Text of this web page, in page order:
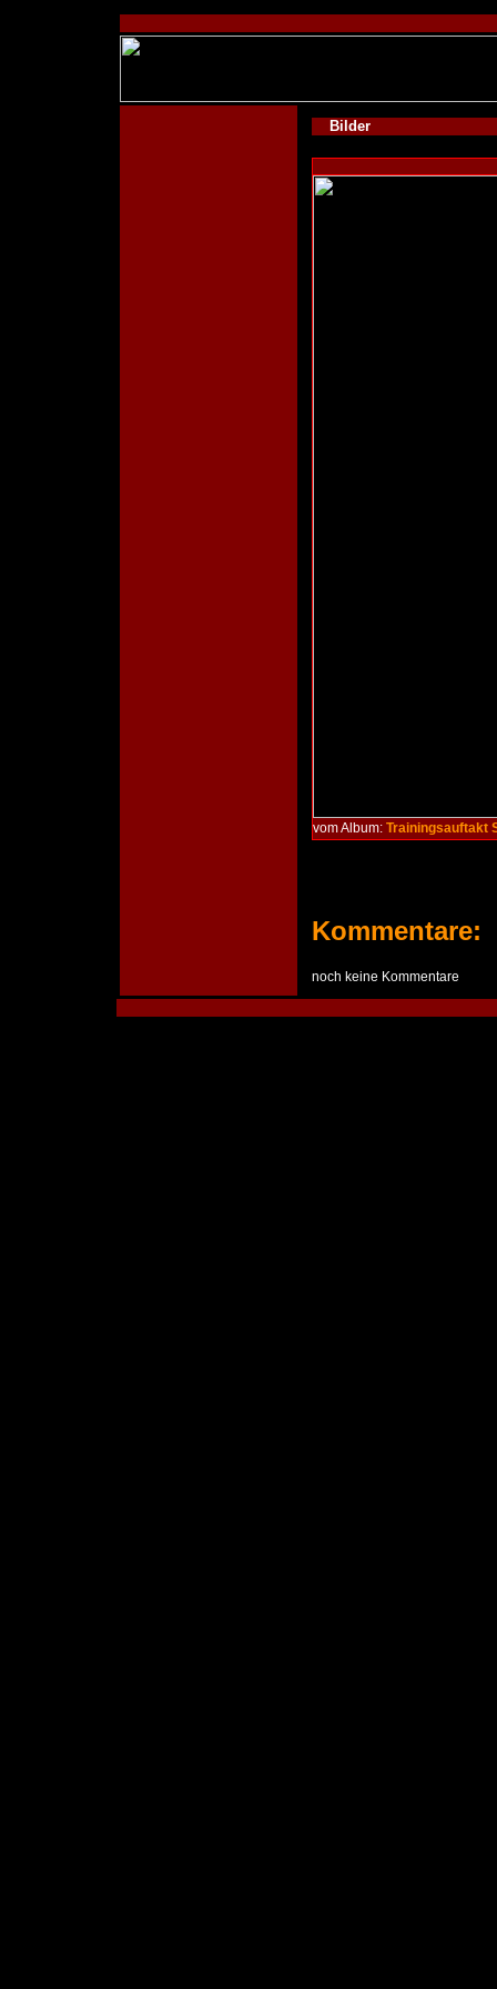
Bilder
vom Album: Trainingsauftakt
Kommentare:
noch keine Kommentare